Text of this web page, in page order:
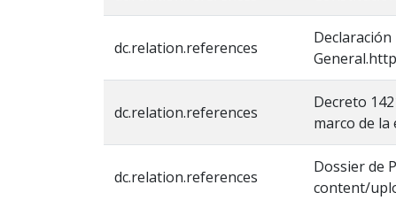
dc.relation.references
dc.relation.references
Decreto
marco de la
dc.relation.references
Dossier de
content/